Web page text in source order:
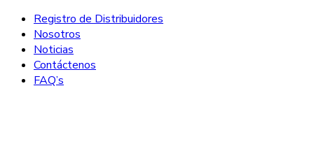
Registro de Distribuidores
Nosotros
Noticias
Contáctenos
FAQ’s